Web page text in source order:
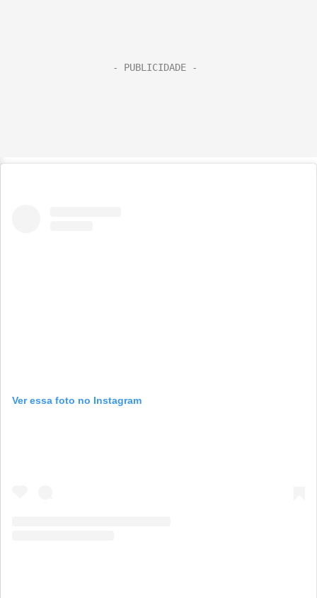
Ver essa foto no Instagram